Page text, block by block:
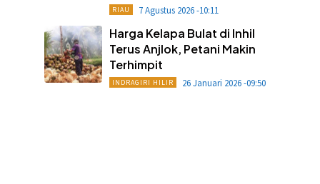
RIAU 7 Agustus 2026 -10:11
Harga Kelapa Bulat di Inhil
Terus Anjlok, Petani Makin
Terhimpit
INDRAGIRI HILIR 26 Januari 2026 -09:50